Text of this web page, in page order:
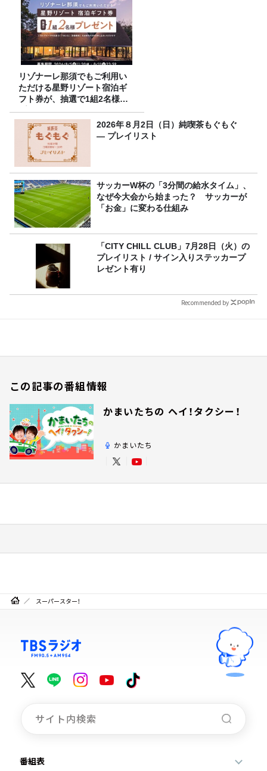
リゾナーレ那須でもご利用い
ただける星野リゾート宿泊ギ
フト券が、抽選で1組2名様に
プレゼント！
2026年８月2日（日）純喫茶もぐもぐ
― プレイリスト
サッカーW杯の「3分間の給水タイム」、
なぜ今大会から始まった？ サッカーが
「お金」に変わる仕組み
「CITY CHILL CLUB」7月28日（火）の
プレイリスト / サイン入りステッカープ
レゼント有り
Recommended by
この記事の番組情報
かまいたちの ヘイ！タクシー！
かまいたち
スーパースター！
番組表